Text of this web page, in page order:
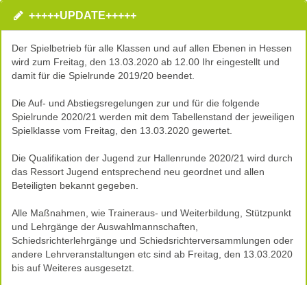
+++++UPDATE+++++
Der Spielbetrieb für alle Klassen und auf allen Ebenen in Hessen
wird zum Freitag, den 13.03.2020 ab 12.00 Ihr eingestellt und
damit für die Spielrunde 2019/20 beendet.
Die Auf- und Abstiegsregelungen zur und für die folgende
Spielrunde 2020/21 werden mit dem Tabellenstand der jeweiligen
Spielklasse vom Freitag, den 13.03.2020 gewertet.
Die Qualifikation der Jugend zur Hallenrunde 2020/21 wird durch
das Ressort Jugend entsprechend neu geordnet und allen
Beteiligten bekannt gegeben.
Alle Maßnahmen, wie Traineraus- und Weiterbildung, Stützpunkt
und Lehrgänge der Auswahlmannschaften,
Schiedsrichterlehrgänge und Schiedsrichterversammlungen oder
andere Lehrveranstaltungen etc sind ab Freitag, den 13.03.2020
bis auf Weiteres ausgesetzt.